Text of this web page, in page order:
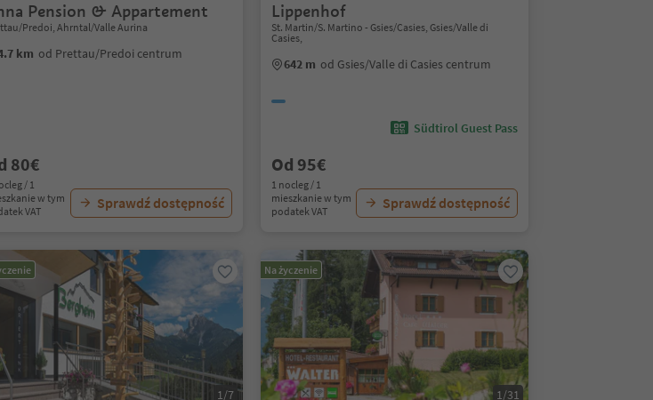
Pension & Appartement
Predoi, Ahrntal/Valle Aurina
km od Prettau/Predoi centrum
80€
/ 1
w tym
VAT
Sprawdź dostępność
Lippenhof
St. Martin/S. Martino - Gsies/Casies, Gsies/Valle di
Casies,
642 m od Gsies/Valle di Casies centrum
Südtirol Guest Pass
Od 95€
1 nocleg / 1
mieszkanie w tym
podatek VAT
Sprawdź dostępność
1/7
Na życzenie
1/31